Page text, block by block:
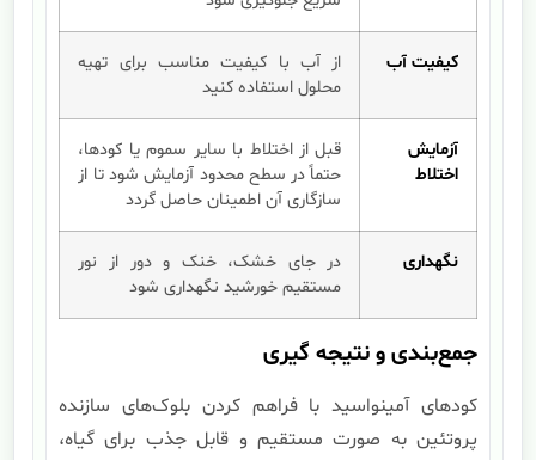
کیفیت آب
از آب با کیفیت مناسب برای تهیه
محلول استفاده کنید
آزمایش
اختلاط
قبل از اختلاط با سایر سموم یا کودها،
حتماً در سطح محدود آزمایش شود تا از
سازگاری آن اطمینان حاصل گردد
نگهداری
در جای خشک، خنک و دور از نور
مستقیم خورشید نگهداری شود
جمع‌بندی و نتیجه گیری
کودهای آمینواسید با فراهم کردن بلوک‌های سازنده
پروتئین به صورت مستقیم و قابل جذب برای گیاه،